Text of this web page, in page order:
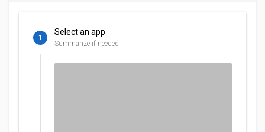
1
Select an app
Summarize if needed